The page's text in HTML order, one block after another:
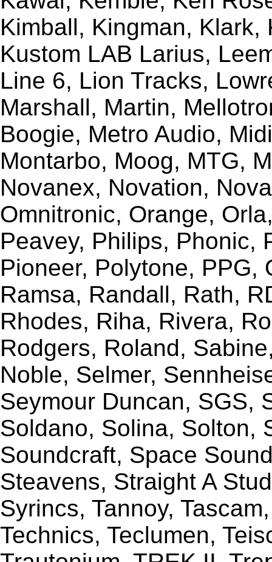
Kimball, Kingman,
Kustom LAB Larius,
Line 6, Lion Tracks,
Marshall, Martin,
Boogie, Metro Audio,
Montarbo, Moog, MTG,
Novanex, Novation,
Omnitronic, Orange,
Peavey, Philips, Phonic,
Pioneer, Polytone, PPG,
Ramsa, Randall, Rath,
Rhodes, Riha, Rivera,
Rodgers, Roland,
Noble, Selmer,
Seymour Duncan, SGS,
Soldano, Solina, Solton,
Soundcraft, Space
Steavens, Straight A
Syrincs, Tannoy,
Technics, Teclumen,